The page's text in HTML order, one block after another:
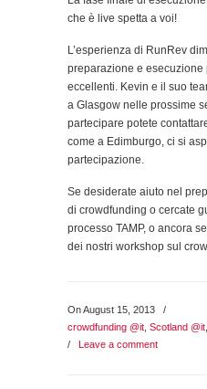
che è live spetta a voi!
L’esperienza di RunRev
preparazione e esecuzione
eccellenti. Kevin e il suo
a Glasgow nelle prossime
partecipare potete
come a Edimburgo, ci si
partecipazione.
Se desiderate aiuto nel
di crowdfunding o cercate
processo TAMP, o ancora
dei nostri workshop sul
On August 15, 2013
/
crowdfunding @it Scotland @it
/ Leave a comment